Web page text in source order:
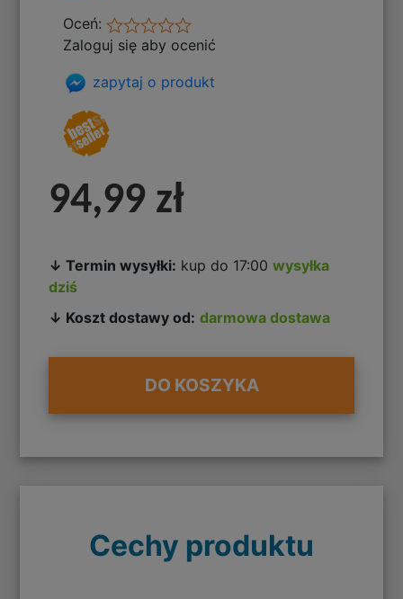
Oceń:
Zaloguj się aby ocenić
zapytaj o produkt
94,99 zł
↓ Termin wysyłki: kup do 17:00wysyłka
dziś
↓ Koszt dostawy od: darmowa dostawa
DO KOSZYKA
Cechy produktu